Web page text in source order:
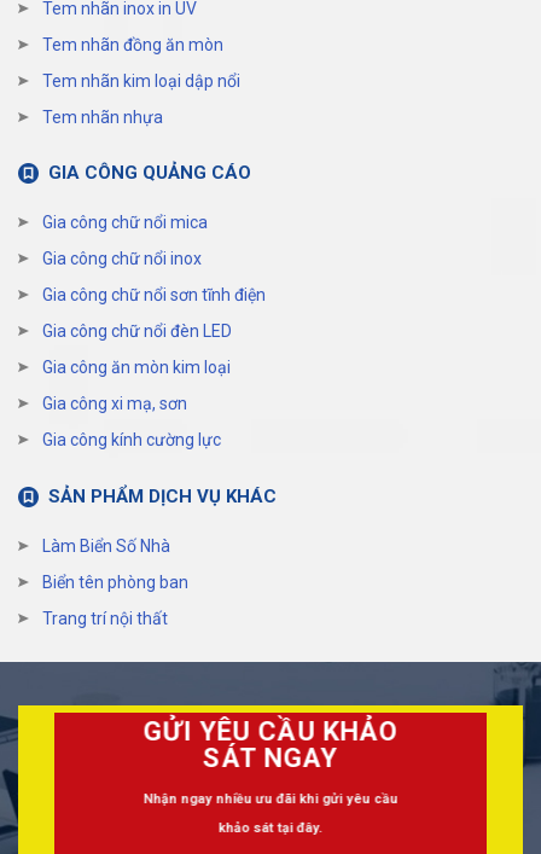
Tem nhãn inox in UV
Tem nhãn đồng ăn mòn
Tem nhãn kim loại dập nổi
Tem nhãn nhựa
GIA CÔNG QUẢNG CÁO
Gia công chữ nổi mica
Gia công chữ nổi inox
Gia công chữ nổi sơn tĩnh điện
Gia công chữ nổi đèn LED
Gia công ăn mòn kim loại
Gia công xi mạ, sơn
Gia công kính cường lực
SẢN PHẨM DỊCH VỤ KHÁC
Làm Biển Số Nhà
Biển tên phòng ban
Trang trí nội thất
GỬI YÊU CẦU KHẢO
SÁT NGAY
Nhận ngay nhiều ưu đãi khi gửi yêu cầu
khảo sát tại đây.